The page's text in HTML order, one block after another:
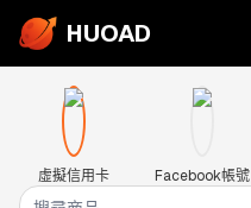
HUOAD
虛擬信用卡 Facebook帳號